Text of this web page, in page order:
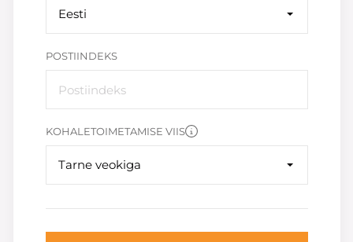
Eesti
POSTIINDEKS
KOHALETOIMETAMISE VIIS
Tarne veokiga